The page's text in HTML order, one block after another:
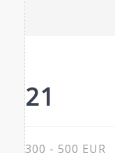
21
300 - 500 EUR